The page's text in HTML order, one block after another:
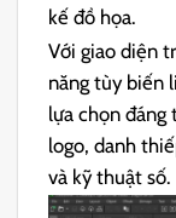
kế đồ họa.
Với giao diện
năng tùy biến
lựa chọn
logo, danh
và kỹ thuật số.